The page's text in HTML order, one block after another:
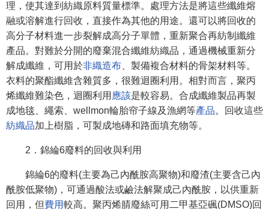
理，使其達到紡織原料質量標準。處理方法是將這些纖維熔
融或溶解進行回收，直接作為其他的用途。還可以將回收的
高分子材料進一步裂解成高分子單體，重新聚合再紡制纖維
產品。對難於分開的廢棄混合纖維紡織品，通過機械重新分
解成纖維，可用於非織造布 、製備複合材料的骨架材料等。
衣料的聚酯纖維含雜質多，很難迴圈利用。相對而言，聚丙
烯纖維難染色，迴圈利用 應該是較容易。合成纖維製品再製
成地毯、繩索、wellmon輪胎帘子線及漁網等產品。回收這些
紡織品加上樹脂，可製成地磚和路面填充物等。
2．錦綸6廢料的回收與利用
錦綸6的廢料(主要為己內酰胺高聚物)和廢渣(主要含己內
酰胺低聚物)，可通過酸法或鹼法解聚成己內酰胺，以供重新
回用，但費用較高。聚丙烯腈廢絲可用二甲基亞碸(DMSO)回